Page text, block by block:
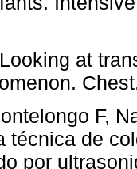
at
F,
técnica de
por